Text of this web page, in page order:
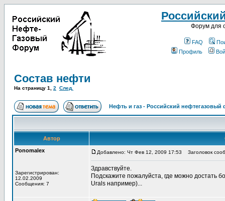
Форум для
FAQ
Профиль
Состав нефти
На страницу 1 2 След.
Нефть и газ - Российский нефтегазовый
Автор
Ponomalex
Зарегистрирован:
12.02.2009
Сообщения: 7
Добавлено: Чт Фев 12, 2009 17:53 Заголовок
Здравствуйте.
Подскажите пожалуйста, где можно достать
Urals например)...